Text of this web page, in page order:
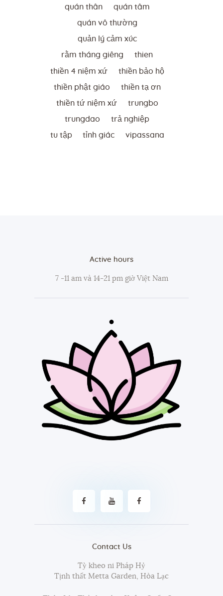
quán thân quán tâm
quán vô thường
quản lý cảm xúc
rằm tháng giêng thien
thiền 4 niệm xứ thiền bảo hộ
thiền phật giáo thiền tạ ơn
thiền tứ niệm xứ trungbo
trungdao trả nghiệp
tu tập tỉnh giác vipassana
Active hours
7 -11 am và 14-21 pm giờ Việt Nam
Contact Us
Tỳ kheo ni Pháp Hỷ
Tịnh thất Metta Garden, Hòa Lạc